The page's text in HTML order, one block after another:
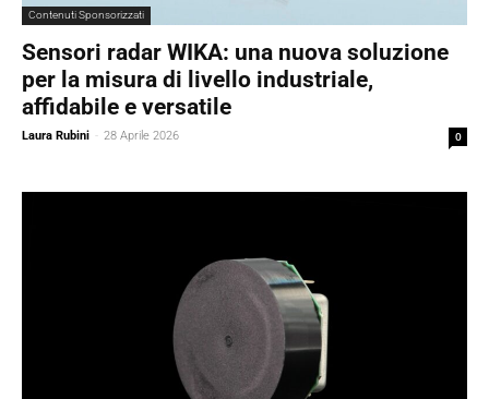
Contenuti Sponsorizzati
Sensori radar WIKA: una nuova soluzione
per la misura di livello industriale,
affidabile e versatile
Laura Rubini - 28 Aprile 2026 0